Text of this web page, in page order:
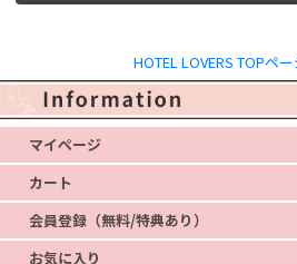
HOTEL LOVERS TOPペ
マイページ
カート
会員登録（無料/特典あり）
お気に入り